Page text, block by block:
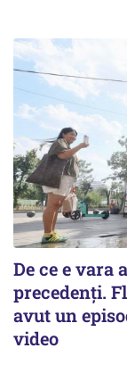
De ce e vara
precedenți.
avut un
video